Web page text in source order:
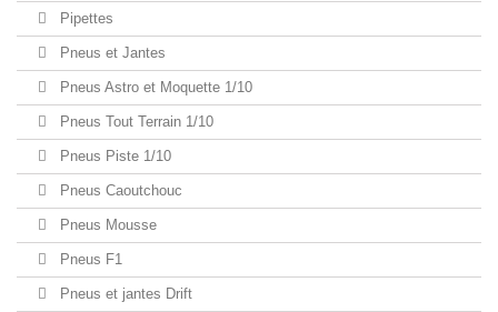
Pipettes
Pneus et Jantes
Pneus Astro et Moquette 1/10
Pneus Tout Terrain 1/10
Pneus Piste 1/10
Pneus Caoutchouc
Pneus Mousse
Pneus F1
Pneus et jantes Drift